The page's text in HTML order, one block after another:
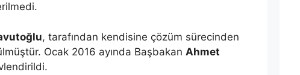
, tarafından kendisine çözüm sürecinden
Ocak 2016 ayında Başbakan Ahmet